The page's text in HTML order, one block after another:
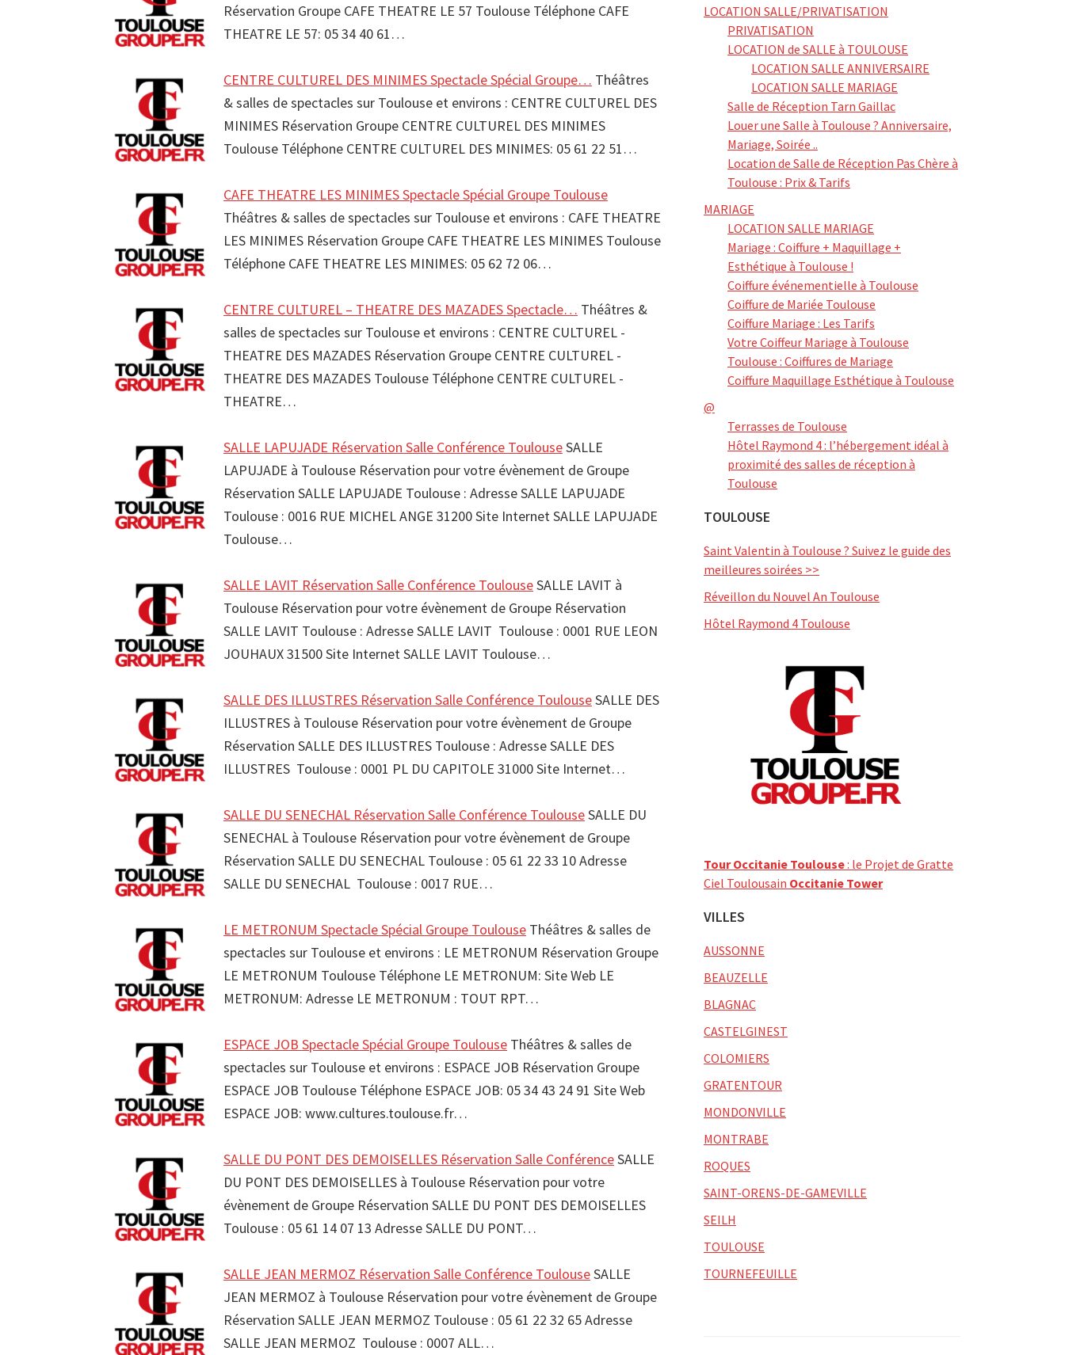
Réservation Groupe CAFE THEATRE LE 57 Toulouse Téléphone CAFE
THEATRE LE 57: 05 34 40 61…
CENTRE CULTUREL DES MINIMES Spectacle Spécial Groupe… Théâtres
& salles de spectacles sur Toulouse et environs : CENTRE CULTUREL DES
MINIMES Réservation Groupe CENTRE CULTUREL DES MINIMES
Toulouse Téléphone CENTRE CULTUREL DES MINIMES: 05 61 22 51…
CAFE THEATRE LES MINIMES Spectacle Spécial Groupe Toulouse
Théâtres & salles de spectacles sur Toulouse et environs : CAFE THEATRE
LES MINIMES Réservation Groupe CAFE THEATRE LES MINIMES Toulouse
Téléphone CAFE THEATRE LES MINIMES: 05 62 72 06…
CENTRE CULTUREL – THEATRE DES MAZADES Spectacle… Théâtres &
salles de spectacles sur Toulouse et environs : CENTRE CULTUREL -
THEATRE DES MAZADES Réservation Groupe CENTRE CULTUREL -
THEATRE DES MAZADES Toulouse Téléphone CENTRE CULTUREL -
THEATRE…
SALLE LAPUJADE Réservation Salle Conférence ToulouseSALLE
LAPUJADE à Toulouse Réservation pour votre évènement de Groupe
Réservation SALLE LAPUJADE Toulouse : Adresse SALLE LAPUJADE
Toulouse : 0016 RUE MICHEL ANGE 31200 Site Internet SALLE LAPUJADE
Toulouse…
SALLE LAVIT Réservation Salle Conférence ToulouseSALLE LAVIT à
Toulouse Réservation pour votre évènement de Groupe Réservation
SALLE LAVIT Toulouse : Adresse SALLE LAVIT Toulouse : 0001 RUE LEON
JOUHAUX 31500 Site Internet SALLE LAVIT Toulouse…
SALLE DES ILLUSTRES Réservation Salle Conférence ToulouseSALLE DES
ILLUSTRES à Toulouse Réservation pour votre évènement de Groupe
Réservation SALLE DES ILLUSTRES Toulouse : Adresse SALLE DES
ILLUSTRES Toulouse : 0001 PL DU CAPITOLE 31000 Site Internet…
SALLE DU SENECHAL Réservation Salle Conférence ToulouseSALLE DU
SENECHAL à Toulouse Réservation pour votre évènement de Groupe
Réservation SALLE DU SENECHAL Toulouse : 05 61 22 33 10 Adresse
SALLE DU SENECHAL Toulouse : 0017 RUE…
LE METRONUM Spectacle Spécial Groupe Toulouse Théâtres & salles de
spectacles sur Toulouse et environs : LE METRONUM Réservation Groupe
LE METRONUM Toulouse Téléphone LE METRONUM: Site Web LE
METRONUM: Adresse LE METRONUM : TOUT RPT…
ESPACE JOB Spectacle Spécial Groupe Toulouse Théâtres & salles de
spectacles sur Toulouse et environs : ESPACE JOB Réservation Groupe
ESPACE JOB Toulouse Téléphone ESPACE JOB: 05 34 43 24 91 Site Web
ESPACE JOB: www.cultures.toulouse.fr…
SALLE DU PONT DES DEMOISELLES Réservation Salle ConférenceSALLE
DU PONT DES DEMOISELLES à Toulouse Réservation pour votre
évènement de Groupe Réservation SALLE DU PONT DES DEMOISELLES
Toulouse : 05 61 14 07 13 Adresse SALLE DU PONT…
SALLE JEAN MERMOZ Réservation Salle Conférence ToulouseSALLE
JEAN MERMOZ à Toulouse Réservation pour votre évènement de Groupe
Réservation SALLE JEAN MERMOZ Toulouse : 05 61 22 32 65 Adresse
SALLE JEAN MERMOZ Toulouse : 0007 ALL…
LOCATION SALLE/PRIVATISATION
PRIVATISATION
LOCATION de SALLE à TOULOUSE
LOCATION SALLE ANNIVERSAIRE
LOCATION SALLE MARIAGE
Salle de Réception Tarn Gaillac
Louer une Salle à Toulouse ? Anniversaire,
Mariage, Soirée ..
Location de Salle de Réception Pas Chère à
Toulouse : Prix & Tarifs
MARIAGE
LOCATION SALLE MARIAGE
Mariage : Coiffure + Maquillage +
Esthétique à Toulouse !
Coiffure événementielle à Toulouse
Coiffure de Mariée Toulouse
Coiffure Mariage : Les Tarifs
Votre Coiffeur Mariage à Toulouse
Toulouse : Coiffures de Mariage
Coiffure Maquillage Esthétique à Toulouse
@
Terrasses de Toulouse
Hôtel Raymond 4 : l’hébergement idéal à
proximité des salles de réception à
Toulouse
TOULOUSE
Saint Valentin à Toulouse ? Suivez le guide des
meilleures soirées >>
Réveillon du Nouvel An Toulouse
Hôtel Raymond 4 Toulouse
Tour Occitanie Toulouse: le Projet de Gratte
Ciel Toulousain Occitanie Tower
VILLES
AUSSONNE
BEAUZELLE
BLAGNAC
CASTELGINEST
COLOMIERS
GRATENTOUR
MONDONVILLE
MONTRABE
ROQUES
SAINT-ORENS-DE-GAMEVILLE
SEILH
TOULOUSE
TOURNEFEUILLE